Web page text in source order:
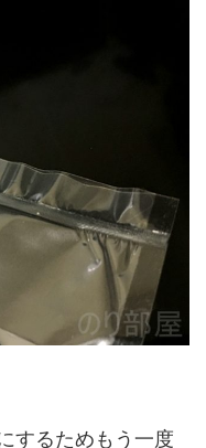
するためもう一度